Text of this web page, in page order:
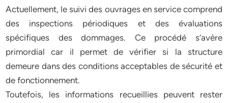
Actuellement, le suivi des ouvrages en service comprend
des inspections périodiques et des évaluations
spécifiques des dommages. Ce procédé s’avère
primordial car il permet de vérifier si la structure
demeure dans des conditions acceptables de sécurité et
de fonctionnement.
Toutefois, les informations recueillies peuvent rester